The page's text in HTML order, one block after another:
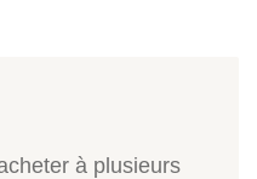
à plusieurs